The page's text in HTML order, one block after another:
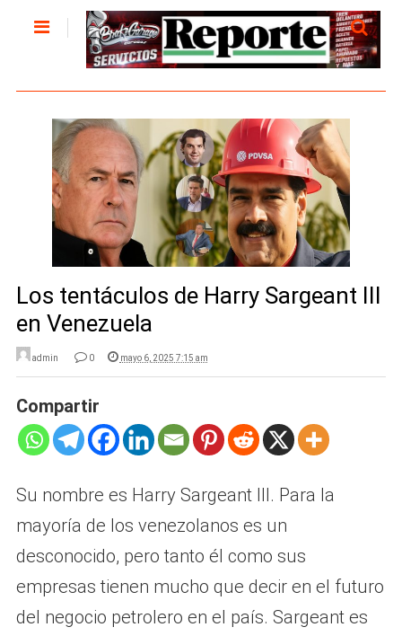
Los tentáculos de Harry Sargeant III
en Venezuela
admin 0 mayo 6, 2025 7:15 am
Compartir
Su nombre es Harry Sargeant III. Para la
mayoría de los venezolanos es un
desconocido, pero tanto él como sus
empresas tienen mucho que decir en el futuro
del negocio petrolero en el país. Sargeant es